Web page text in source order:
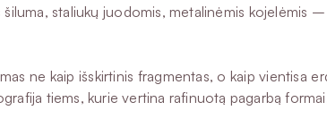
staliukų juodomis, metalinėmis kojelėmis
ne kaip išskirtinis fragmentas, o kaip vientisa
tiems, kurie vertina rafinuotą pagarbą